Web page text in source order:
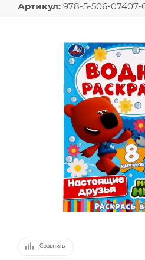
Артикул: 978-5-506-07407-
Сравнить